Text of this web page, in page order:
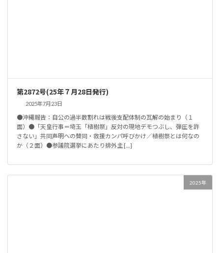
第2872号(25年７月28日発行)
2025年7月23日
●沖縄報告：自公の過半数割れは戦後支配体制の瓦解の始まり（１
面）●「天皇行事＝埼玉「植樹祭」反対の現地デモつぶし、弾圧を許
さない」共同声明への賛同・救援カンパ呼びかけ／植樹祭とは何なの
か（２面）●参議院選挙にあたり排外主 […]
2025年